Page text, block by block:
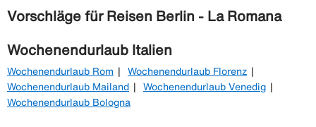
Vorschläge für Reisen Berlin - La Romana
Wochenendurlaub Italien
Wochenendurlaub Rom
Wochenendurlaub Florenz
Wochenendurlaub Mailand
Wochenendurlaub Venedig
Wochenendurlaub Bologna